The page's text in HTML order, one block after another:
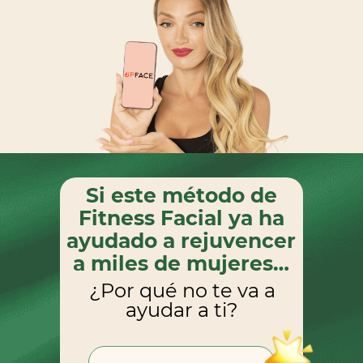
¿Por qué no te va a
ayudar a ti?
Si este método de
Fitness Facial ya ha
ayudado a rejuvencer
a miles de mujeres…